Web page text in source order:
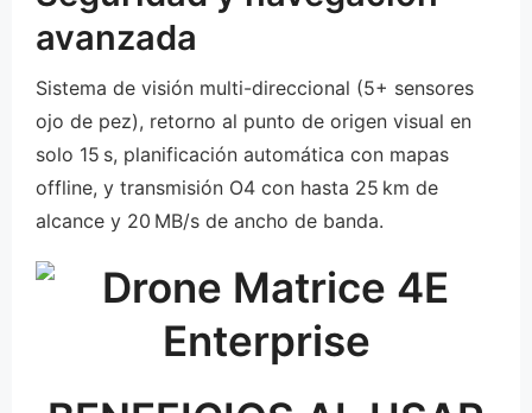
avanzada
Sistema de visión multi-direccional (5+ sensores
ojo de pez), retorno al punto de origen visual en
solo 15 s, planificación automática con mapas
offline, y transmisión O4 con hasta 25 km de
alcance y 20 MB/s de ancho de banda.